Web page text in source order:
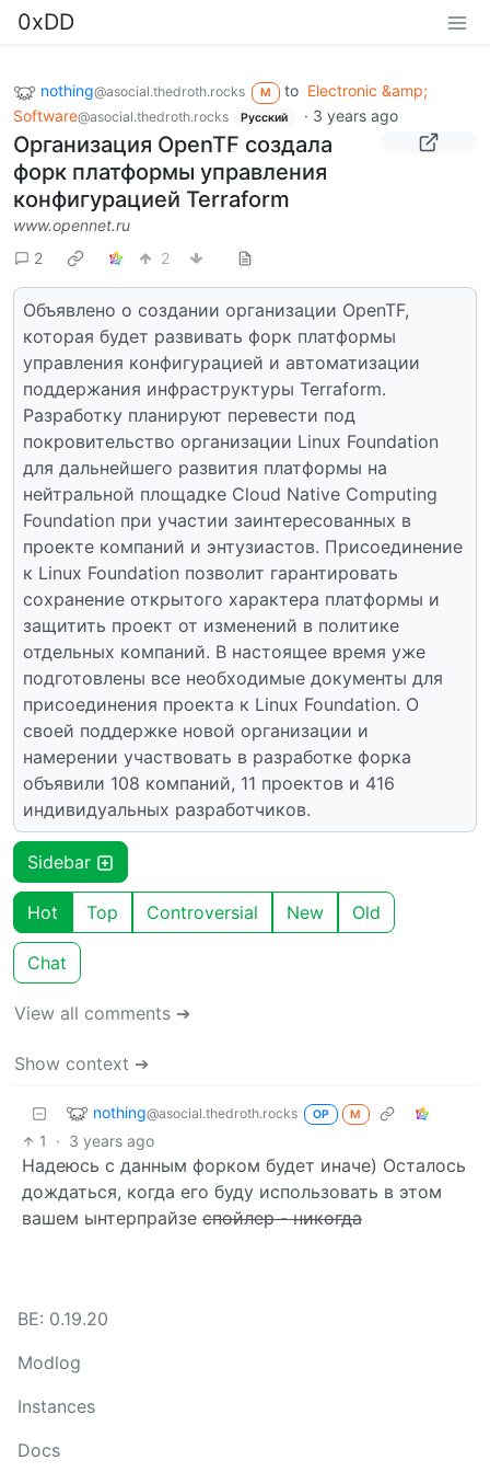
0xDD
nothing@asocial.thedroth.rocks M to Electronic &amp;
Software@asocial.thedroth.rocks Русский · 3 years ago
Организация OpenTF создала
форк платформы управления
конфигурацией Terraform
www.opennet.ru
2
2
Объявлено о создании организации OpenTF,
которая будет развивать форк платформы
управления конфигурацией и автоматизации
поддержания инфраструктуры Terraform.
Разработку планируют перевести под
покровительство организации Linux Foundation
для дальнейшего развития платформы на
нейтральной площадке Cloud Native Computing
Foundation при участии заинтересованных в
проекте компаний и энтузиастов. Присоединение
к Linux Foundation позволит гарантировать
сохранение открытого характера платформы и
защитить проект от изменений в политике
отдельных компаний. В настоящее время уже
подготовлены все необходимые документы для
присоединения проекта к Linux Foundation. О
своей поддержке новой организации и
намерении участвовать в разработке форка
объявили 108 компаний, 11 проектов и 416
индивидуальных разработчиков.
Sidebar
Hot Top Controversial New Old
Chat
View all comments ➔
Show context ➔
nothing@asocial.thedroth.rocks OP M
1 · 3 years ago
Надеюсь с данным форком будет иначе) Осталось
дождаться, когда его буду использовать в этом
вашем ынтерпрайзе спойлер - никогда
BE: 0.19.20
Modlog
Instances
Docs